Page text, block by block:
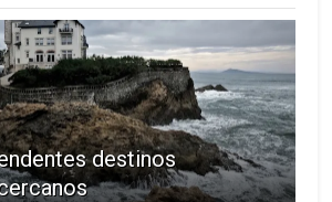
destinos